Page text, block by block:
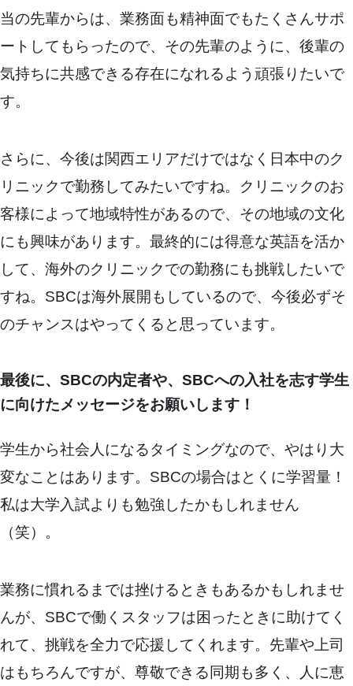
当の先輩からは、業務面も精神面でもたくさんサポ
ートしてもらったので、その先輩のように、後輩の
気持ちに共感できる存在になれるよう頑張りたいで
す。
さらに、今後は関西エリアだけではなく日本中のク
リニックで勤務してみたいですね。クリニックのお
客様によって地域特性があるので、その地域の文化
にも興味があります。最終的には得意な英語を活か
して、海外のクリニックでの勤務にも挑戦したいで
すね。SBCは海外展開もしているので、今後必ずそ
のチャンスはやってくると思っています。
最後に、SBCの内定者や、SBCへの入社を志す学生
に向けたメッセージをお願いします！
学生から社会人になるタイミングなので、やはり大
変なことはあります。SBCの場合はとくに学習量！
私は大学入試よりも勉強したかもしれません
（笑）。
業務に慣れるまでは挫けるときもあるかもしれませ
んが、SBCで働くスタッフは困ったときに助けてく
れて、挑戦を全力で応援してくれます。先輩や上司
はもちろんですが、尊敬できる同期も多く、人に恵